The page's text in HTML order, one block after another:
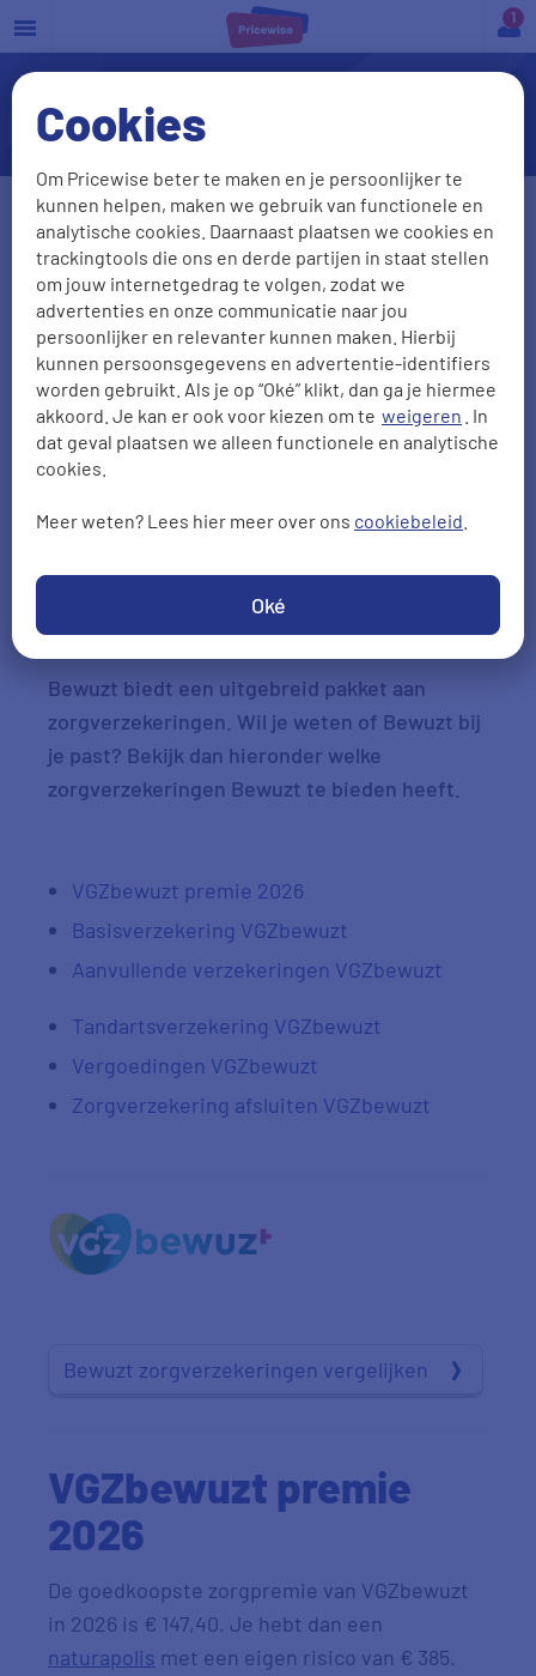
Cookies
Om Pricewise beter te maken en je persoonlijker te
kunnen helpen, maken we gebruik van functionele en
analytische cookies. Daarnaast plaatsen we cookies en
trackingtools die ons en derde partijen in staat stellen
om jouw internetgedrag te volgen, zodat we
advertenties en onze communicatie naar jou
persoonlijker en relevanter kunnen maken. Hierbij
kunnen persoonsgegevens en advertentie-identifiers
worden gebruikt. Als je op “Oké” klikt, dan ga je hiermee
akkoord. Je kan er ook voor kiezen om te weigeren . In
dat geval plaatsen we alleen functionele en analytische
cookies.
Meer weten? Lees hier meer over ons cookiebeleid
Oké
a
Bewuzt Zorgverzekering
Geslacht
Man Vrouw
Geboortedatum
DD-MM-JJJJ
Postcode
Gezinsledenmeeverzekeren?
Ja
Check je voordeel
Bewuzt biedt een uitgebreid pakket aan
zorgverzekeringen. Wil je weten of Bewuzt bij
je past? Bekijk dan hieronder welke
zorgverzekeringen Bewuzt te bieden heeft.
VGZbewuzt premie 2026
Basisverzekering VGZbewuzt
Aanvullende verzekeringen VGZbewuzt
Tandartsverzekering VGZbewuzt
Vergoedingen VGZbewuzt
Zorgverzekering afsluiten VGZbewuzt
Bewuzt zorgverzekeringen vergelijken
VGZbewuzt premie
2026
De goedkoopste zorgpremie van VGZbewuzt
in 2026 is € 147,40. Je hebt dan een
naturapolis met een eigen risico van € 385.